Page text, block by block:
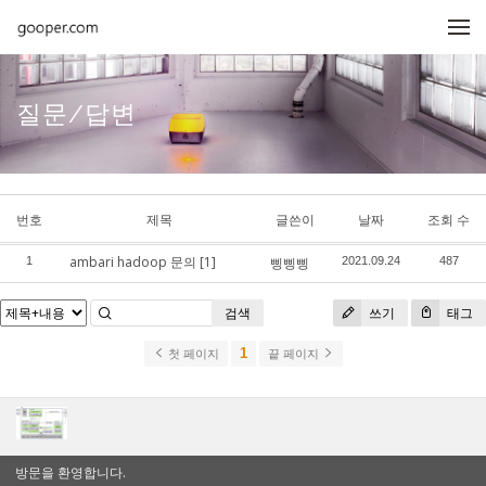
질문/답변
번호 제목 글쓴이 날짜 조회 수
1 ambari hadoop 문의 [1] 삥삥삥 2021.09.24 487
쓰기 태그
검색
첫 페이지 1 끝 페이지
방문을 환영합니다.